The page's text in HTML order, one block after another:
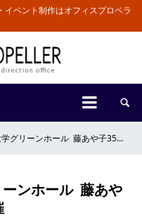
ベント制作はオフィスプロペラ
 
ンホール 藤あや子35周年コンサート 開催
ンホール 藤あや